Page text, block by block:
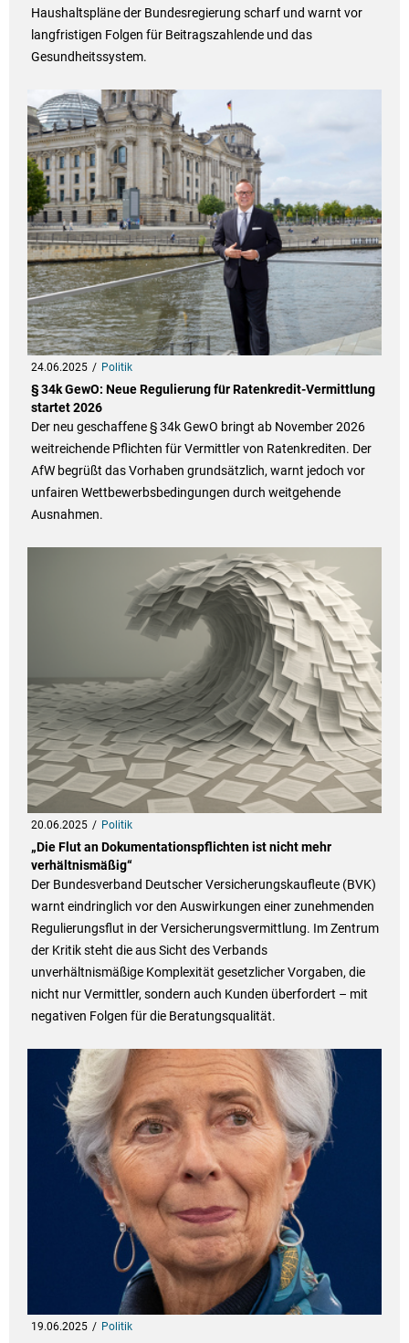
Haushaltspläne der Bundesregierung scharf und warnt vor
langfristigen Folgen für Beitragszahlende und das
Gesundheitssystem.
24.06.2025 Politik
§ 34k GewO: Neue Regulierung für Ratenkredit-Vermittlung
startet 2026
Der neu geschaffene § 34k GewO bringt ab November 2026
weitreichende Pflichten für Vermittler von Ratenkrediten. Der
AfW begrüßt das Vorhaben grundsätzlich, warnt jedoch vor
unfairen Wettbewerbsbedingungen durch weitgehende
Ausnahmen.
20.06.2025 Politik
„Die Flut an Dokumentationspflichten ist nicht mehr
verhältnismäßig“
Der Bundesverband Deutscher Versicherungskaufleute (BVK)
warnt eindringlich vor den Auswirkungen einer zunehmenden
Regulierungsflut in der Versicherungsvermittlung. Im Zentrum
der Kritik steht die aus Sicht des Verbands
unverhältnismäßige Komplexität gesetzlicher Vorgaben, die
nicht nur Vermittler, sondern auch Kunden überfordert – mit
negativen Folgen für die Beratungsqualität.
19.06.2025 Politik